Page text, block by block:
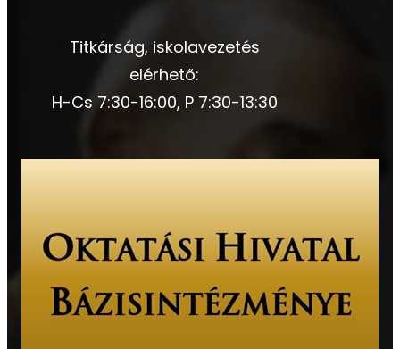
Titkárság, iskolavezetés
elérhető:
H-Cs 7:30-16:00, P 7:30-13:30